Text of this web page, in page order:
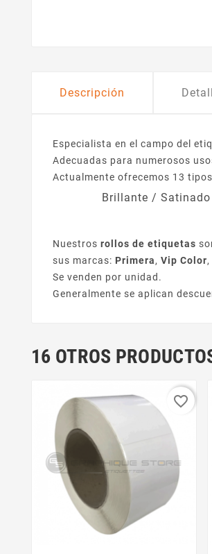
Descripción
Especialista en el campo del
Adecuadas para numerosos
Actualmente ofrecemos 13
Brillante /
Nuestros rollos de etiquetas
sus marcas: Primera, Vip Color,
Se venden por unidad.
Generalmente se aplican
16 OTROS
favorite_border